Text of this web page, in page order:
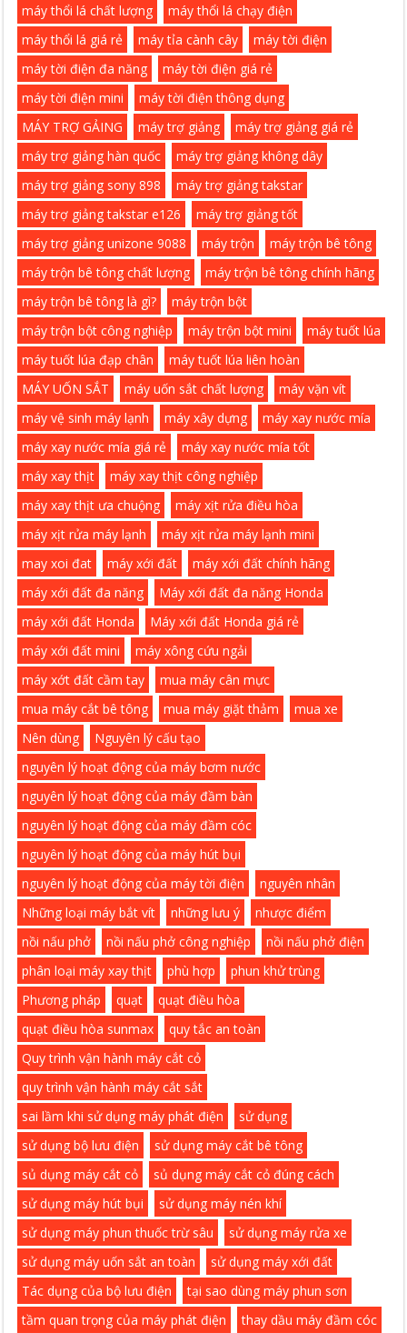
máy thổi lá chất lượng
máy thổi lá chạy điện
máy thổi lá giá rẻ
máy tỉa cành cây
máy tời điện
máy tời điện đa năng
máy tời điện giá rẻ
máy tời điện mini
máy tời điện thông dụng
MÁY TRỢ GẢING
máy trợ giảng
máy trợ giảng giá rẻ
máy trợ giảng hàn quốc
máy trợ giảng không dây
máy trợ giảng sony 898
máy trợ giảng takstar
máy trợ giảng takstar e126
máy trợ giảng tốt
máy trợ giảng unizone 9088
máy trộn
máy trộn bê tông
máy trộn bê tông chất lượng
máy trộn bê tông chính hãng
máy trộn bê tông là gì?
máy trộn bột
máy trộn bột công nghiệp
máy trộn bột mini
máy tuốt lúa
máy tuốt lúa đạp chân
máy tuốt lúa liên hoàn
MÁY UỐN SẮT
máy uốn sắt chất lượng
máy vặn vít
máy vệ sinh máy lạnh
máy xây dựng
máy xay nước mía
máy xay nước mía giá rẻ
máy xay nước mía tốt
máy xay thịt
máy xay thịt công nghiệp
máy xay thịt ưa chuộng
máy xịt rửa điều hòa
máy xịt rửa máy lạnh
máy xịt rửa máy lạnh mini
may xoi đat
máy xới đất
máy xới đất chính hãng
máy xới đất đa năng
Máy xới đất đa năng Honda
máy xới đất Honda
Máy xới đất Honda giá rẻ
máy xới đất mini
máy xông cứu ngải
máy xớt đất cầm tay
mua máy cân mực
mua máy cắt bê tông
mua máy giặt thảm
mua xe
Nên dùng
Nguyên lý cấu tạo
nguyên lý hoạt động của máy bơm nước
nguyên lý hoạt động của máy đầm bàn
nguyên lý hoạt động của máy đầm cóc
nguyên lý hoạt động của máy hút bụi
nguyên lý hoạt động của máy tời điện
nguyên nhân
Những loại máy bắt vít
những lưu ý
nhược điểm
nồi nấu phở
nồi nấu phở công nghiệp
nồi nấu phở điện
phân loại máy xay thịt
phù hợp
phun khử trùng
Phương pháp
quạt
quạt điều hòa
quạt điều hòa sunmax
quy tắc an toàn
Quy trình vận hành máy cắt cỏ
quy trình vận hành máy cắt sắt
sai lầm khi sử dụng máy phát điện
sử dụng
sử dụng bộ lưu điện
sử dụng máy cắt bê tông
sủ dụng máy cắt cỏ
sủ dụng máy cắt cỏ đúng cách
sử dụng máy hút bụi
sử dụng máy nén khí
sử dụng máy phun thuốc trừ sâu
sử dụng máy rửa xe
sử dụng máy uốn sắt an toàn
sử dụng máy xới đất
Tác dụng của bộ lưu điện
tại sao dùng máy phun sơn
tầm quan trọng của máy phát điện
thay dầu máy đầm cóc